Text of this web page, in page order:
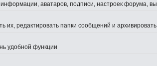
аватаров, подписи, настроек форума,
их, редактировать папки сообщений и
удобной функции